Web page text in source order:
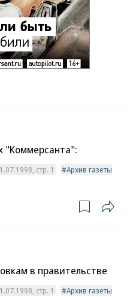
"Коммерсанта":
стр. 1
Архив газеты
в правительстве
стр. 1
Архив газеты